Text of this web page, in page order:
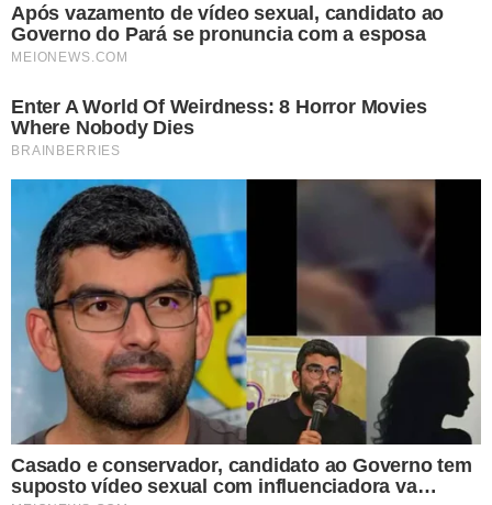
INTERROGATÓRIOS
Entre os dias 9 e 13 de junho,Alexandre de Moraes vai
interrogar o ex-presidente Jair Bolsonaro, Braga Netto